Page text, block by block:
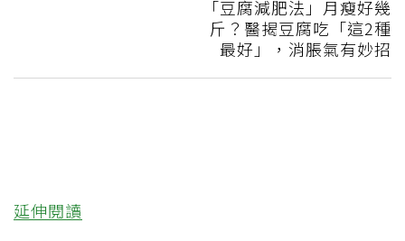
「豆腐減肥法」月瘦好幾
斤？醫揭豆腐吃「這2種
最好」，消脹氣有妙招
延伸閱讀